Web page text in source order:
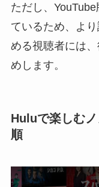
ただし、
ているため、よ
める視聴者には
めします。
Huluで楽しむ
順